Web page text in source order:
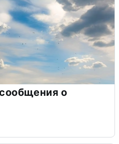
о